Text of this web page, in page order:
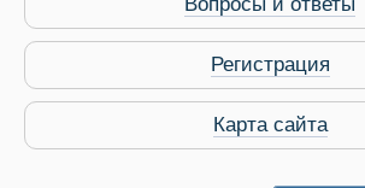
Регистрация
Карта сайта